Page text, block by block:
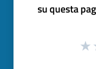
su questa